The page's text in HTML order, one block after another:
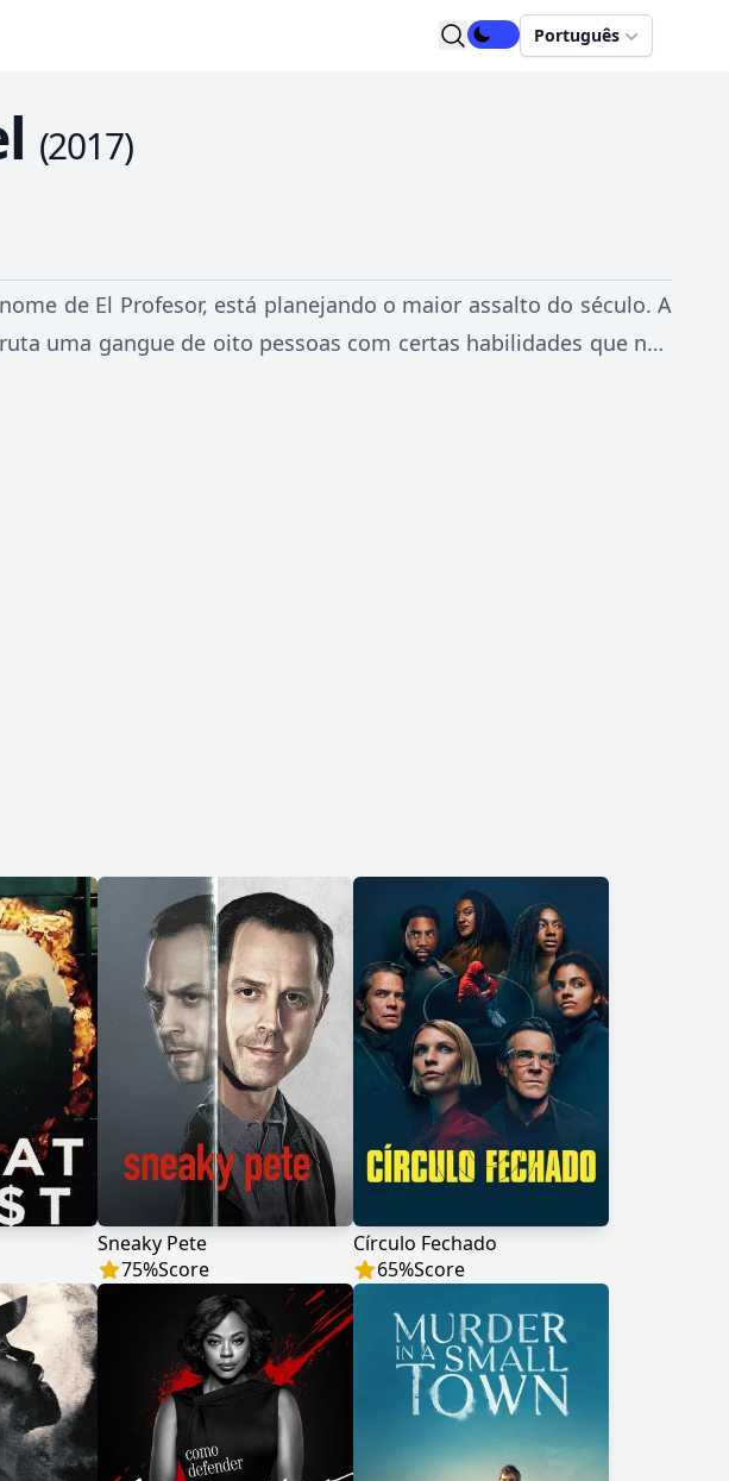
Português
(2017)
de El Profesor, está planejando o maior assalto do século. A
uma gangue de oito pessoas com certas habilidades que não
Casa da Moeda, de modo que eles possam imprimir 2,4 bilhões
de Elite, com cenas de muita ação e planos brilhantes de El
Sneaky Pete
75%Score
Círculo Fechado
65%Score